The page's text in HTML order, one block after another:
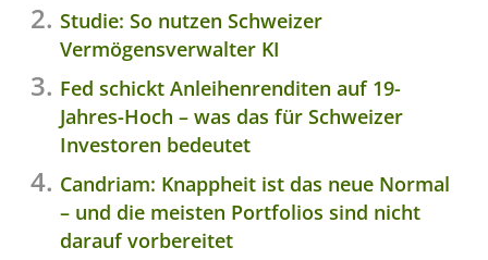
Studie: So nutzen Schweizer
Vermögensverwalter KI
Fed schickt Anleihenrenditen auf 19-
Jahres-Hoch – was das für Schweizer
Investoren bedeutet
Candriam: Knappheit ist das neue Normal
– und die meisten Portfolios sind nicht
darauf vorbereitet